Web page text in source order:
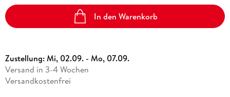
In den Warenkorb
Zustellung:Mi, 02.09. - Mo, 07.09.
Versand in 3-4 Wochen
Versandkostenfrei